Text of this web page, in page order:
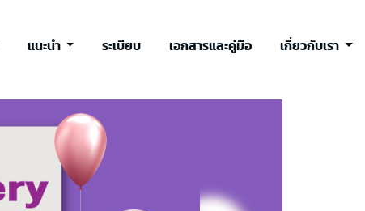
แนะนำ ระเบียบ เอกสารและคู่มือ เกี่ยวกับเรา